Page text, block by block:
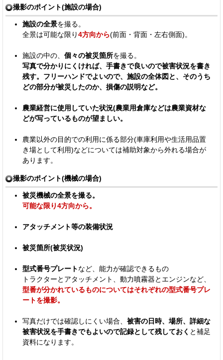
撮影のポイント(施設の場合)
施設の全景を撮る。
全景は可能な限り4方向から(前面・背面・左右側面)。
施設の中の、 個々の被災箇所を撮る。
写真で分かりにくければ、手書きで良いので被害状況を書き
残す。フリーハンドでよいので、施設の全体図と、そのうち
どの部分が被災したのか、損傷の説明など。
農業経営に使用していた状況(農業用倉庫などは農業資材な
どが写っているものが望ましい。
農業以外の目的での利用に係る部分(車庫利用や生活用品置
き場として利用)などについては補助対象から外れる場合が
あります。
撮影のポイント(機械の場合)
被災機械の全景を撮る。
可能な限り4方向から。
アタッチメント等の装備状況
被災箇所(被災状況)
型式番号プレートなど、能力が確認できるもの
トラクターとアタッチメント、動力噴霧器とエンジンなど、
型番が分かれているものについてはそれぞれの型式番号プレ
ートを撮影。
写真だけでは確認しにくい場合、 被害の日時、場所、詳細な
被害状況を手書きでもよいので記録として残しておく と補足
資料になります。